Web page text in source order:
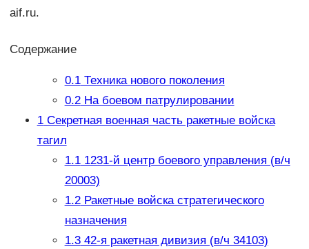
aif.ru.
Содержание
0.1Техника нового поколения
0.2На боевом патрулировании
1Секретная военная часть ракетные войска
тагил
1.11231-й центр боевого управления (в/ч
20003)
1.2Ракетные войска стратегического
назначения
1.342-я ракетная дивизия (в/ч 34103)